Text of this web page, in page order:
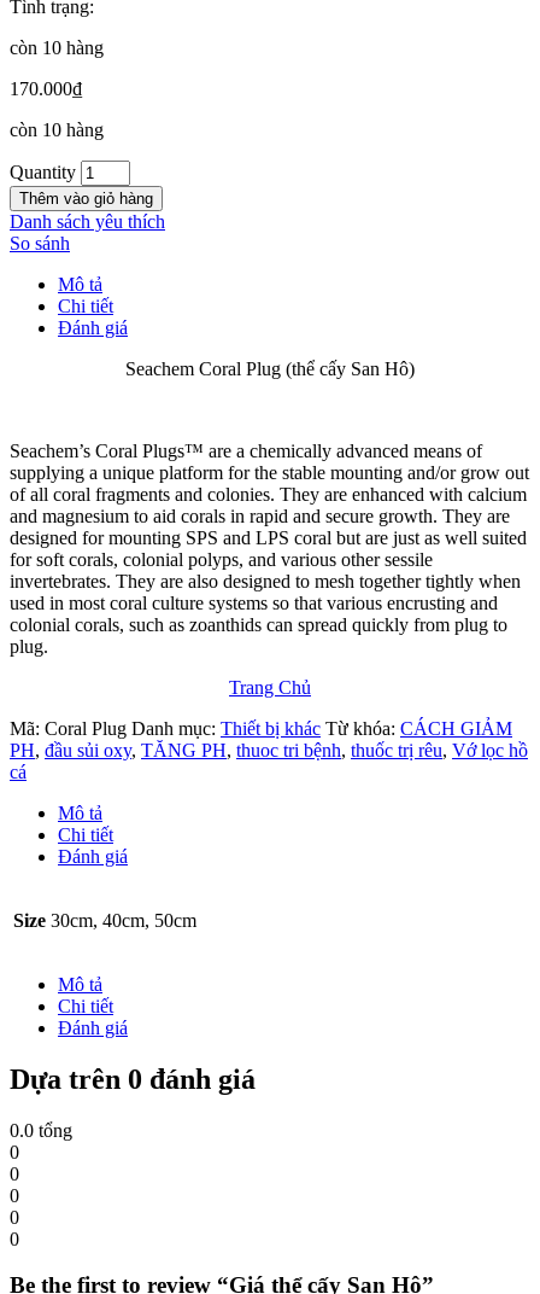
Tình trạng:
còn 10 hàng
170.000₫
còn 10 hàng
Quantity
Thêm vào giỏ hàng
Danh sách yêu thích
So sánh
Mô tả
Chi tiết
Đánh giá
Seachem Coral Plug (thể cấy San Hô)
Seachem’s Coral Plugs™ are a chemically advanced means of
supplying a unique platform for the stable mounting and/or grow out
of all coral fragments and colonies. They are enhanced with calcium
and magnesium to aid corals in rapid and secure growth. They are
designed for mounting SPS and LPS coral but are just as well suited
for soft corals, colonial polyps, and various other sessile
invertebrates. They are also designed to mesh together tightly when
used in most coral culture systems so that various encrusting and
colonial corals, such as zoanthids can spread quickly from plug to
plug.
Trang Chủ
Mã: Coral Plug Danh mục: Thiết bị khác Từ khóa: CÁCH GIẢM
PH, đầu sủi oxy, TĂNG PH, thuoc tri bệnh, thuốc trị rêu, Vớ lọc hồ
cá
Mô tả
Chi tiết
Đánh giá
Size 30cm, 40cm, 50cm
Mô tả
Chi tiết
Đánh giá
Dựa trên 0 đánh giá
0.0 tổng
0
0
0
0
0
Be the first to review “Giá thể cấy San Hô”